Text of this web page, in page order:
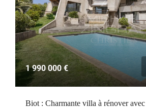
1 990 000 €
Biot : Charmante villa à rénover avec